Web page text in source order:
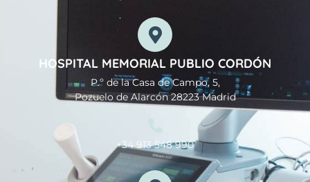
HOSPITAL MEMORIAL PUBLIO CORDÓN
P.º de la Casa de Campo, 5,
Pozuelo de Alarcón 28223 Madrid
+34 913 548 990